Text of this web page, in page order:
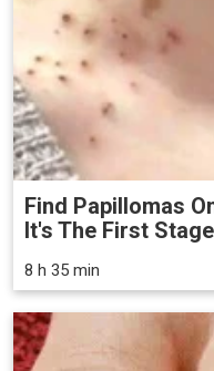
Find Papillomas
It's The First
8 h 35 min